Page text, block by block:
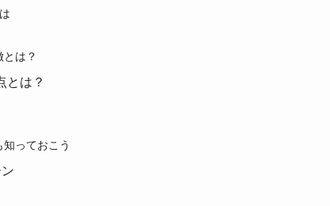
は？
とは？
知っておこう